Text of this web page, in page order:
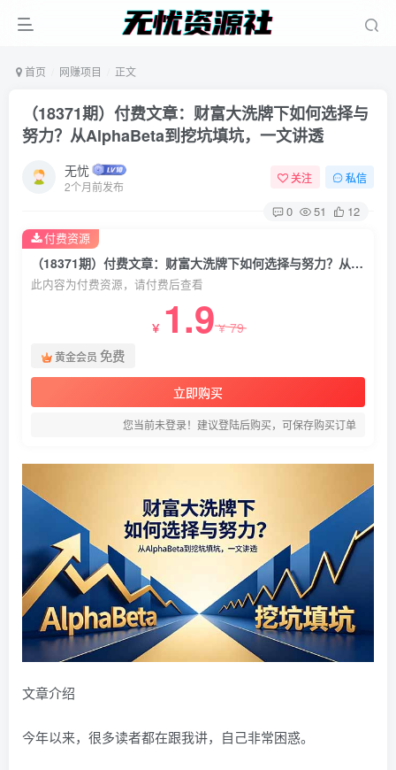
首页 网赚项目 正文
（18371期）付费文章：财富大洗牌下如何选择与
努力？从AlphaBeta到挖坑填坑，一文讲透
无忧
2个月前发布
关注 私信
0 51 12
（18371期）付费文章：财富大洗牌下如何选择与努力？从AlphaBeta到挖坑填坑，一文讲透
此内容为付费资源，请付费后查看
￥ 1.9￥79
黄金会员 免费
立即购买
您当前未登录！建议登陆后购买，可保存购买订单
付费资源
文章介绍
今年以来，很多读者都在跟我讲，自己非常困惑。